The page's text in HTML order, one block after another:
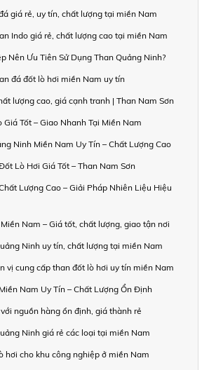
giá rẻ, uy tín, chất lượng tại miền Nam
Indo giá rẻ, chất lượng cao tại miền Nam
Nên Ưu Tiên Sử Dụng Than Quảng Ninh?
đá đốt lò hơi miền Nam uy tín
lượng cao, giá cạnh tranh | Than Nam Sơn
Giá Tốt – Giao Nhanh Tại Miền Nam
Ninh Miền Nam Uy Tín – Chất Lượng Cao
Lò Hơi Giá Tốt – Than Nam Sơn
Lượng Cao – Giải Pháp Nhiên Liệu Hiệu
Nam – Giá tốt, chất lượng, giao tận nơi
Ninh uy tín, chất lượng tại miền Nam
vị cung cấp than đốt lò hơi uy tín miền Nam
Nam Uy Tín – Chất Lượng Ổn Định
nguồn hàng ổn định, giá thành rẻ
Ninh giá rẻ các loại tại miền Nam
hơi cho khu công nghiệp ở miền Nam